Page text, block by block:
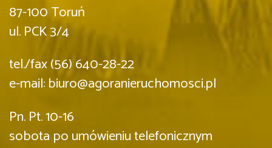
87-100 Toruń
ul. PCK 3/4
tel./fax (56) 640-28-22
e-mail: biuro@agoranieruchomosci.pl
Pn. Pt. 10-16
sobota po umówieniu telefonicznym